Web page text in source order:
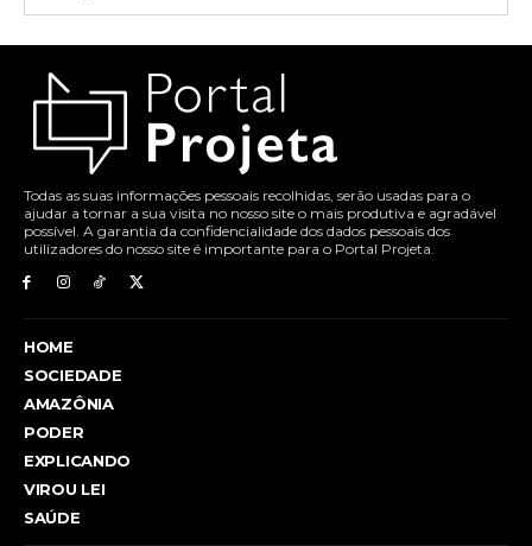
Todas as suas informações pessoais recolhidas, serão usadas para o
ajudar a tornar a sua visita no nosso site o mais produtiva e agradável
possível. A garantia da confidencialidade dos dados pessoais dos
utilizadores do nosso site é importante para o Portal Projeta.
HOME
SOCIEDADE
AMAZÔNIA
PODER
EXPLICANDO
VIROU LEI
SAÚDE